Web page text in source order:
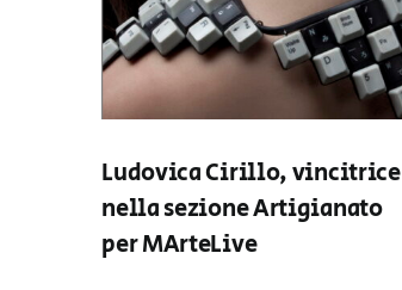
Ludovica Cirillo, vincitrice
nella sezione Artigianato
per MArteLive